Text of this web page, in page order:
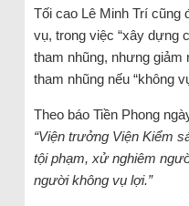
Tối cao Lê Minh Trí cũng
vụ, trong việc “xây dựng
tham nhũng, nhưng giảm
tham nhũng nếu “không
Theo báo Tiền Phong
“Viện trưởng Viện Kiểm
tội phạm, xử nghiêm
người không vụ lợi.”